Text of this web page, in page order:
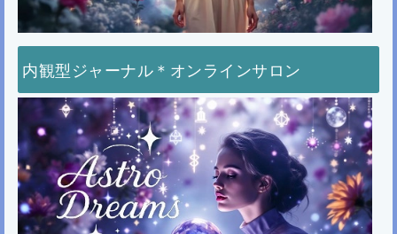
内観型ジャーナル＊オンラインサロン